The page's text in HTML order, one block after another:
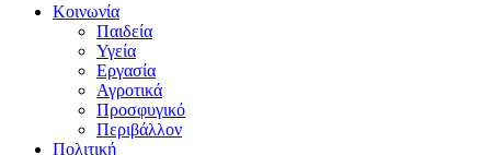
Κοινωνία
Παιδεία
Υγεία
Εργασία
Αγροτικά
Προσφυγικό
Περιβάλλον
Πολιτική